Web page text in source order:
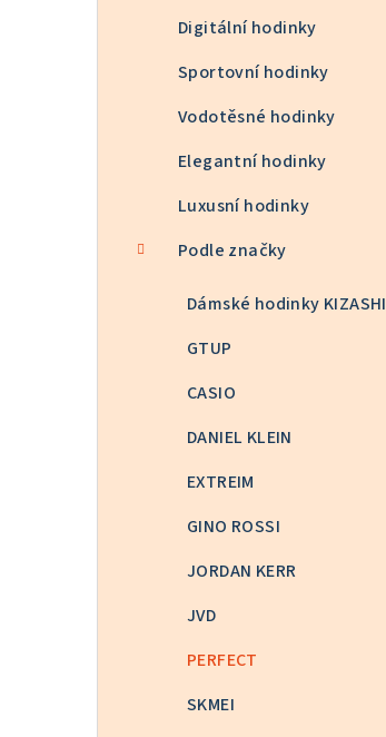
Digitální hodinky
Sportovní hodinky
Vodotěsné hodinky
Elegantní hodinky
Luxusní hodinky
Podle značky
Dámské hodinky KIZASHI
GTUP
CASIO
DANIEL KLEIN
EXTREIM
GINO ROSSI
JORDAN KERR
JVD
PERFECT
SKMEI